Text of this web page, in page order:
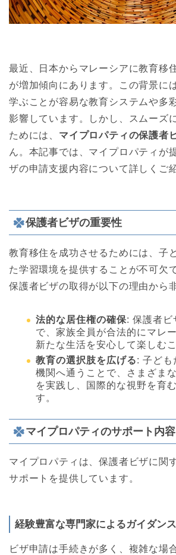
最近、日本からマレーシアに教育移
が増加傾向にあります。この背景に
学ぶことが容易な教育システムや多
影響しています。しかし、スムーズ
ためには、 マイプロパティの保護者
ん。本記事では、マイプロパティが
ザの申請支援内容について詳しくご
保護者ビザの重要性
教育移住を成功させるためには、子
た学習環境を提供することが不可欠
保護者ビザの取得が以下の理由から
法的な居住権の確保: 保護者ビ
で、家族全員が合法的にマレ
新たな生活を安心して楽しむ
教育の選択肢を広げる: 子ども
機関へ通うことで、さまざま
を実践し、国際的な視野を育
す。
マイプロパティのサポート内容
マイプロパティは、保護者ビザに関
サポートを提供しています。
経験豊富な専門家によるガイダンス
ビザ申請は手続きが多く、複雑な場